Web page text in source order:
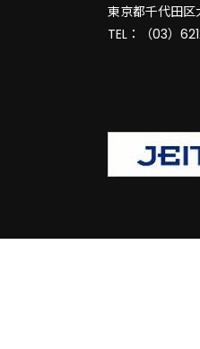
東京都千代田
TEL：（03）